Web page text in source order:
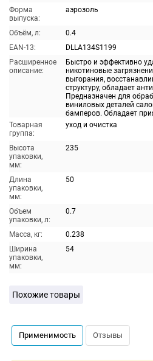
Форма
выпуска:
аэрозоль
Объём, л:
0.4
EAN-13:
DLLA134S1199
Расширенное
описание:
Быстро и эффективно
никотиновые
выгорания,
структуру, обладает
Предназначен для
виниловых деталей
бамперов. Обладает
Товарная
группа:
уход и очистка
Высота
упаковки,
мм:
235
Длина
упаковки,
мм:
50
Объем
упаковки, л:
0.7
Масса, кг:
0.238
Ширина
упаковки,
мм:
54
Похожие товары
Применимость Отзывы